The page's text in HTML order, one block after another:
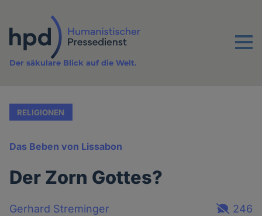
Inhalt
Menu
Der säkulare Blick auf die Welt.
RELIGIONEN
Das Beben von Lissabon
Der Zorn Gottes?
Gerhard Streminger
246